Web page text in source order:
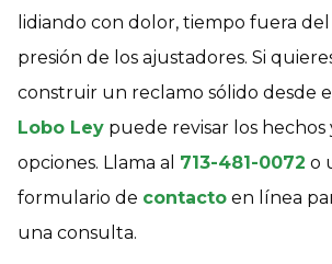
lidiando con dolor, tiempo fuera
presión de los ajustadores. Si
construir un reclamo sólido desde
Lobo Ley puede revisar los
opciones. Llama al 713-481-0072 o
formulario de contacto en línea
una consulta.